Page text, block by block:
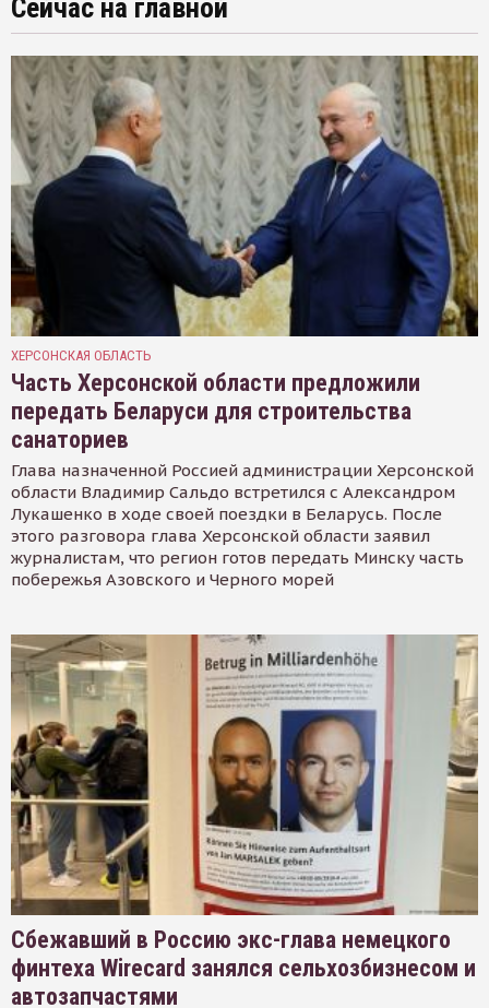
Сейчас на главной
ХЕРСОНСКАЯ ОБЛАСТЬ
Часть Херсонской области предложили
передать Беларуси для строительства
санаториев
Глава назначенной Россией администрации Херсонской
области Владимир Сальдо встретился с Александром
Лукашенко в ходе своей поездки в Беларусь. После
этого разговора глава Херсонской области заявил
журналистам, что регион готов передать Минску часть
побережья Азовского и Черного морей
Сбежавший в Россию экс-глава немецкого
финтеха Wirecard занялся сельхозбизнесом и
автозапчастями